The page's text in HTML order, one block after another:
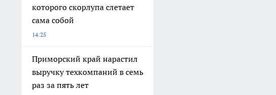
которого скорлупа слетает
сама собой
14:25
Приморский край нарастил
выручку техкомпаний в семь
раз за пять лет